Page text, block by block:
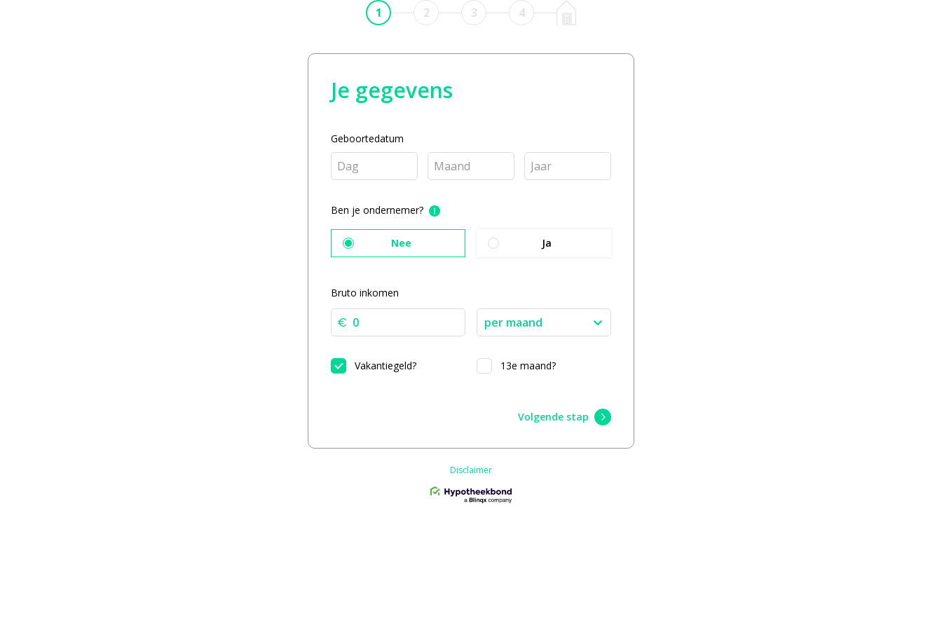
1 2 3 4
Je gegevens
Geboortedatum
Ben je ondernemer?
Nee Ja
Bruto inkomen
per maand
Vakantiegeld? 13e maand?
Volgende stap
Disclaimer